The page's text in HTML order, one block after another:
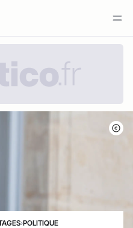
›POLITIQUE